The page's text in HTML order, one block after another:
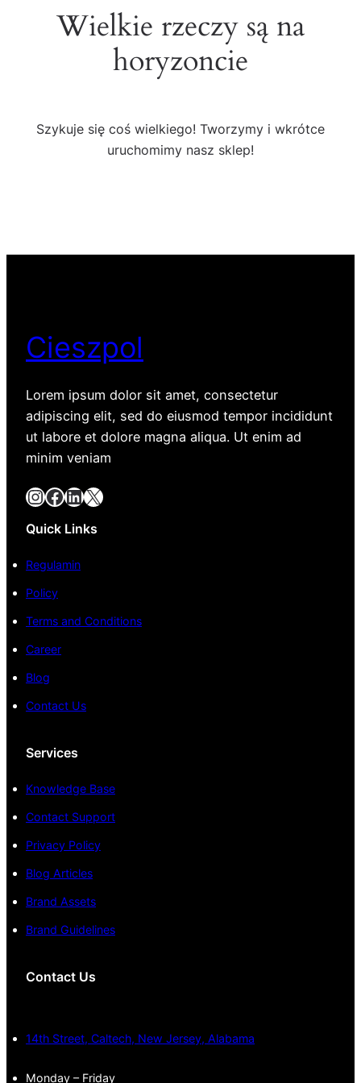
Wielkie rzeczy są na
horyzoncie
Szykuje się coś wielkiego! Tworzymy i wkrótce
uruchomimy nasz sklep!
Cieszpol
Lorem ipsum dolor sit amet, consectetur
adipiscing elit, sed do eiusmod tempor incididunt
ut labore et dolore magna aliqua. Ut enim ad
minim veniam
InstagramFacebook LinkedIn X
Quick Links
Regulamin
Policy
Terms and Conditions
Career
Blog
Contact Us
Services
Knowledge Base
Contact Support
Privacy Policy
Blog Articles
Brand Assets
Brand Guidelines
Contact Us
14th Street, Caltech, New Jersey, Alabama
Monday – Friday